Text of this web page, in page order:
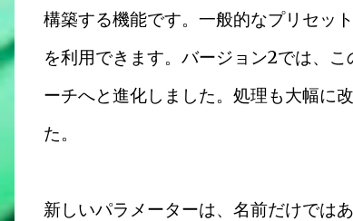
構築する機能です。一般的なプリセッ
を利用できます。バージョン2では、
ーチへと進化しました。処理も大幅に
た。
新しいパラメーターは、名前だけではあ